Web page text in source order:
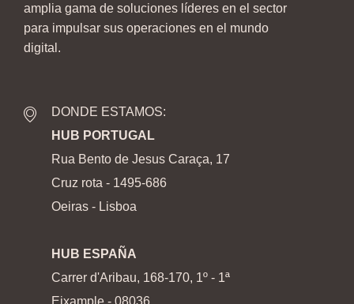
amplia gama de soluciones líderes en el sector
para impulsar sus operaciones en el mundo
digital.
DONDE ESTAMOS:
HUB PORTUGAL
Rua Bento de Jesus Caraça, 17
Cruz rota - 1495-686
Oeiras - Lisboa
HUB ESPAÑA
Carrer d'Aribau, 168-170, 1º - 1ª
Eixample - 08036